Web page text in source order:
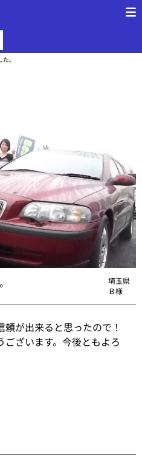
。
埼玉県
Ｂ様
が出来ると思ったので！
ざいます。今後ともよろ